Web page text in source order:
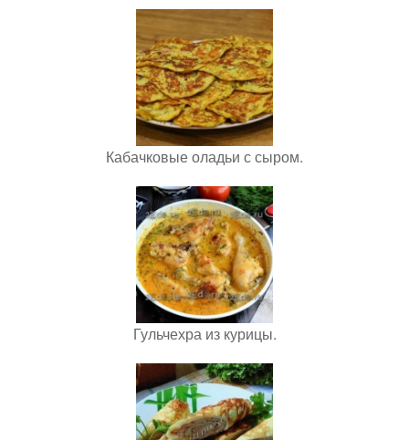
Кабачковые оладьи с сыром.
Гульчехра из курицы.